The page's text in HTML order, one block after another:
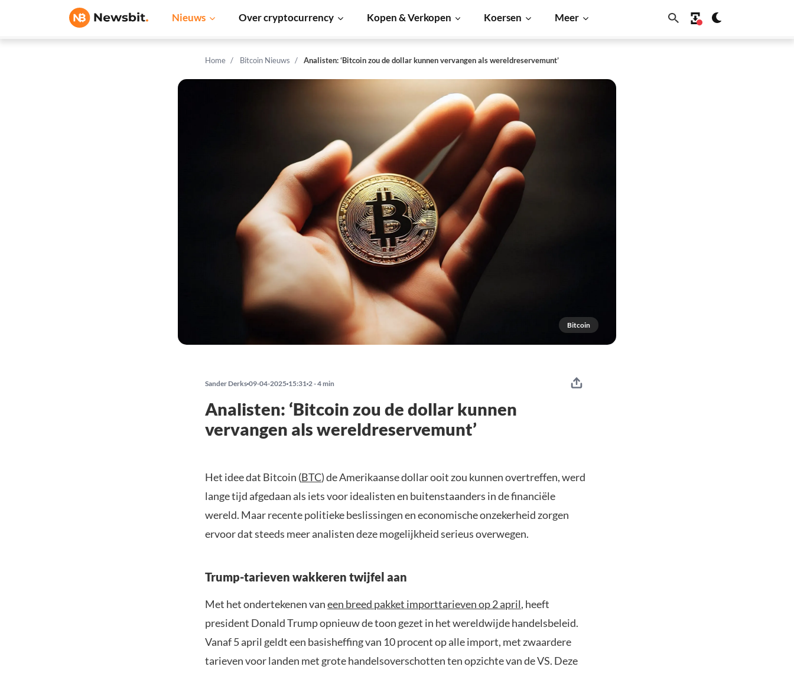
Nieuws Over cryptocurrency Kopen & Verkopen Koersen Meer
Home Bitcoin Nieuws Analisten: ‘Bitcoin zou de dollar kunnen vervangen als wereldreservemunt’
Bitcoin
Sander Derks 09-04-2025 15:31 2 - 4 min
Analisten: ‘Bitcoin zou de dollar kunnen
vervangen als wereldreservemunt’
Het idee dat Bitcoin (BTC) de Amerikaanse dollar ooit zou kunnen overtreffen, werd
lange tijd afgedaan als iets voor idealisten en buitenstaanders in de financiële
wereld. Maar recente politieke beslissingen en economische onzekerheid zorgen
ervoor dat steeds meer analisten deze mogelijkheid serieus overwegen.
Trump-tarieven wakkeren twijfel aan
Met het ondertekenen vaneen breed pakket importtarieven op 2 april, heeft
president Donald Trump opnieuw de toon gezet in het wereldwijde handelsbeleid.
Vanaf 5 april geldt een basisheffing van 10 procent op alle import, met zwaardere
tarieven voor landen met grote handelsoverschotten ten opzichte van de VS. Deze